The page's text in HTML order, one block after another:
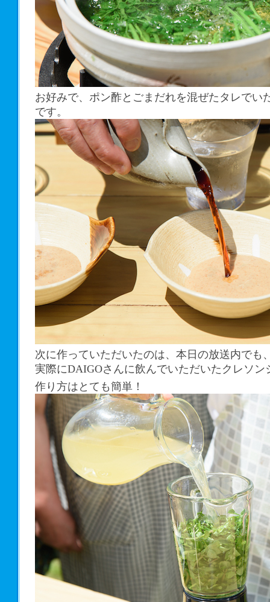
お好みで、ポン酢とごまだれを混ぜたタレでい
です。
次に作っていただいたのは、本日の放送内でも
実際にDAIGOさんに飲んでいただいたクレソン
作り方はとても簡単！